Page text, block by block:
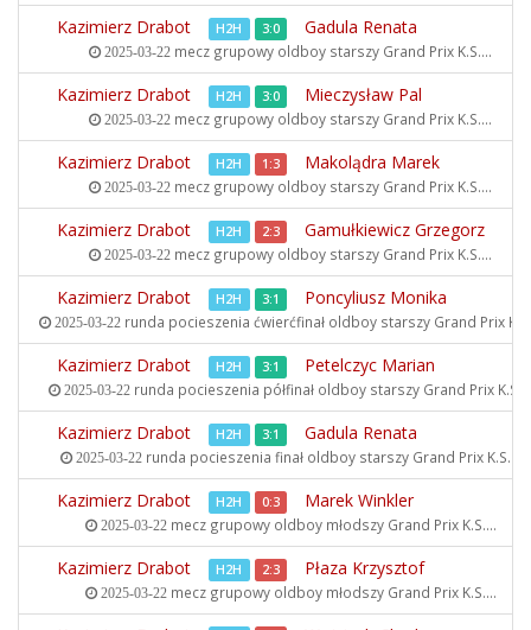
Kazimierz Drabot H2H 3:0 Gadula Renata
2025-03-22 mecz grupowy oldboy starszy Grand Prix K.S....
Kazimierz Drabot H2H 3:0 Mieczysław Pal
2025-03-22 mecz grupowy oldboy starszy Grand Prix K.S....
Kazimierz Drabot H2H 1:3 Makolądra Marek
2025-03-22 mecz grupowy oldboy starszy Grand Prix K.S....
Kazimierz Drabot H2H 2:3 Gamułkiewicz Grzegorz
2025-03-22 mecz grupowy oldboy starszy Grand Prix K.S....
Kazimierz Drabot H2H 3:1 Poncyliusz Monika
2025-03-22runda pocieszenia ćwierćfinał oldboy starszy Grand Prix
Kazimierz Drabot H2H 3:1 Petelczyc Marian
2025-03-22 runda pocieszenia półfinał oldboy starszy Grand Prix K.S....
Kazimierz Drabot H2H 3:1 Gadula Renata
2025-03-22runda pocieszenia finał oldboy starszy Grand Prix K.S....
Kazimierz Drabot H2H 0:3 Marek Winkler
2025-03-22mecz grupowy oldboy młodszy Grand Prix K.S....
Kazimierz Drabot H2H 2:3 Płaza Krzysztof
2025-03-22mecz grupowy oldboy młodszy Grand Prix K.S....